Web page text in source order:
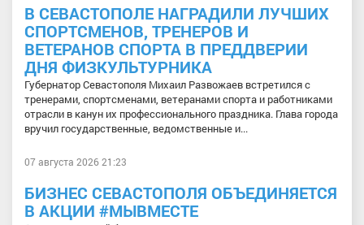
В СЕВАСТОПОЛЕ НАГРАДИЛИ ЛУЧШИХ
СПОРТСМЕНОВ, ТРЕНЕРОВ И
ВЕТЕРАНОВ СПОРТА В ПРЕДДВЕРИИ
ДНЯ ФИЗКУЛЬТУРНИКА
Губернатор Севастополя Михаил Развожаев встретился с
тренерами, спортсменами, ветеранами спорта и работниками
отрасли в канун их профессионального праздника. Глава города
вручил государственные, ведомственные и...
07 августа 2026 21:23
БИЗНЕС СЕВАСТОПОЛЯ ОБЪЕДИНЯЕТСЯ
В АКЦИИ #МЫВМЕСТЕ